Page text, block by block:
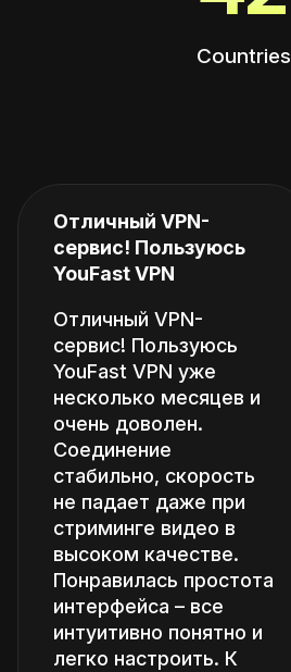
Countries
Отличный VPN-
сервис! Пользуюсь
YouFast VPN
Отличный VPN-
сервис! Пользуюсь
YouFast VPN уже
несколько месяцев и
очень доволен.
Соединение
стабильно, скорость
не падает даже при
стриминге видео в
высоком качестве.
Понравилась простота
интерфейса – все
интуитивно понятно и
легко настроить. К